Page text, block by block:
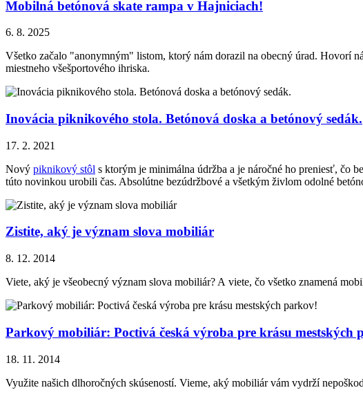
Mobilná betónová skate rampa v Hajniciach!
6. 8. 2025
Všetko začalo "anonymným" listom, ktorý nám dorazil na obecný úrad. Hovorí
miestneho všešportového ihriska.
Inovácia piknikového stola. Betónová doska a betónový sedák.
17. 2. 2021
Nový piknikový stôl s ktorým je minimálna údržba a je náročné ho preniesť, čo
túto novinkou urobili čas. Absolútne bezúdržbové a všetkým živlom odolné
Zistite, aký je význam slova mobiliár
8. 12. 2014
Viete, aký je všeobecný význam slova mobiliár? A viete, čo všetko znamená
Parkový mobiliár: Poctivá česká výroba pre krásu mestských
18. 11. 2014
Využite našich dlhoročných skúseností. Vieme, aký mobiliár vám vydrží